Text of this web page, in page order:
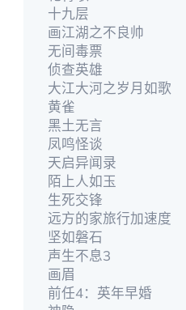
十九层
画江湖之不良帅
无间毒票
侦查英雄
大江大河之岁月如歌
黄雀
黑土无言
凤鸣怪谈
天启异闻录
陌上人如玉
生死交锋
远方的家旅行加速度
坚如磐石
声生不息3
画眉
前任4：英年早婚